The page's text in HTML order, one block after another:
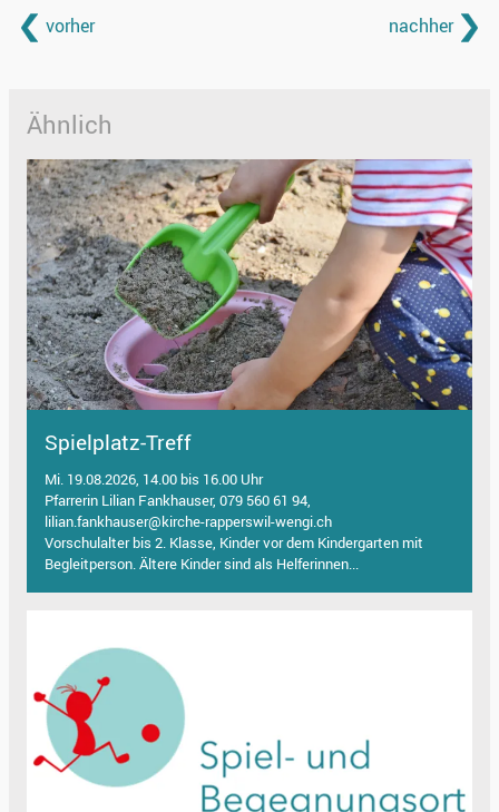
vorher nachher
Ähnlich
Spielplatz-Treff
Mi. 19.08.2026, 14.00 bis 16.00 Uhr
Pfarrerin Lilian Fankhauser, 079 560 61 94,
lilian.fankhauser@kirche-rapperswil-wengi.ch
Vorschulalter bis 2. Klasse, Kinder vor dem Kindergarten mit
Begleitperson. Ältere Kinder sind als Helferinnen...